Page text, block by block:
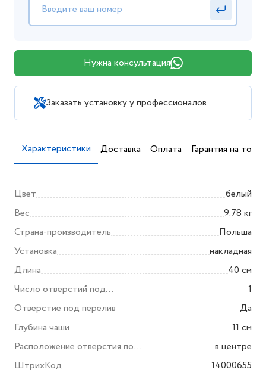
Нужна консультация
Заказать установку у профессионалов
Характеристики Доставка Оплата Гарантия на товар
Цвет
белый
Вес
9.78 кг
Страна-производитель
Польша
Установка
накладная
Длина
40 см
Число отверстий под
смеситель
1
Отверстие под перелив
Да
Глубина чаши
11 см
Расположение отверстия под
смеситель
в центре
ШтрихКод
14000655